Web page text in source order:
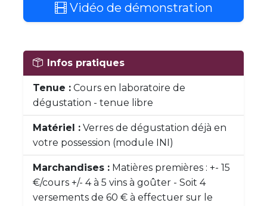
Vidéo de démonstration
Infos pratiques
Tenue : Cours en laboratoire de
dégustation - tenue libre
Matériel : Verres de dégustation déjà en
votre possession (module INI)
Marchandises : Matières premières : +- 15
€/cours +/- 4 à 5 vins à goûter - Soit 4
versements de 60 € à effectuer sur le